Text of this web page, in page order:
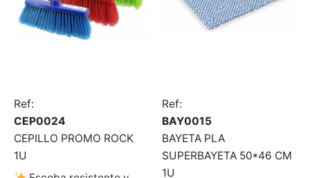
Ref:
CEP0024
CEPILLO PROMO ROCK
1U
Ref:
BAY0015
BAYETA PLA
SUPERBAYETA 50*46 CM
1U